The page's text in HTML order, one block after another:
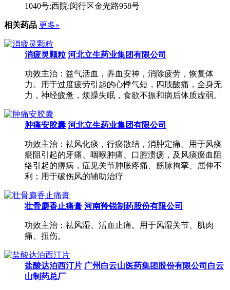
1040号;西院:闵行区金光路958号
相关药品 更多»
消疲灵颗粒 河北立生药业集团有限公司
功效主治：益气活血，养血安神，消除疲劳，恢复体
力。用于过度疲劳引起的心悸气短，四肢酸痛，全身无
力，神经疲惫，烦躁失眠，食欲不振和病后体质虚弱。
肿痛安胶囊 河北立生药业集团有限公司
功效主治：祛风化痰，行瘀散结，消肿定痛。用于风痰
瘀阻引起的牙痛、咽喉肿痛、口腔溃疡，及风痰瘀血阻
络引起的痹病，症见关节肿胀疼痛、筋脉拘挛、屈伸不
利；用于破伤风的辅助治疗
壮骨麝香止痛膏 河南羚锐制药股份有限公司
功效主治：祛风湿、活血止痛。用于风湿关节、肌肉
痛、扭伤。
盐酸达泊西汀片 广州白云山医药集团股份有限公司白云
山制药总厂